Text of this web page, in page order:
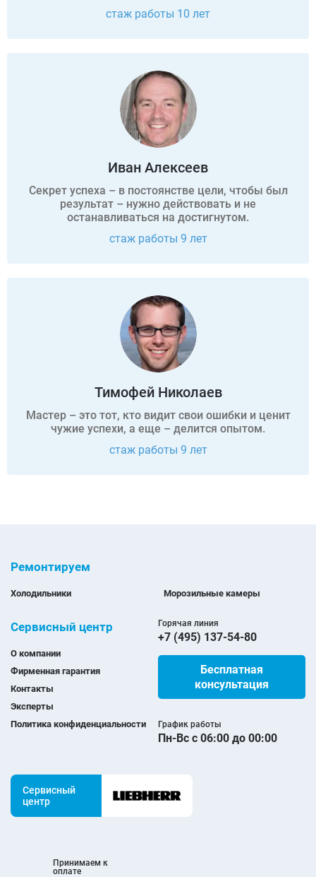
стаж работы 10 лет
Иван Алексеев
Секрет успеха – в постоянстве цели, чтобы был
результат – нужно действовать и не
останавливаться на достигнутом.
стаж работы 9 лет
Тимофей Николаев
Мастер – это тот, кто видит свои ошибки и ценит
чужие успехи, а еще – делится опытом.
стаж работы 9 лет
Ремонтируем
Холодильники Морозильные камеры
Сервисный центр
О компании
Фирменная гарантия
Контакты
Эксперты
Политика конфиденциальности
Горячая линия
+7 (495) 137-54-80
Бесплатная
консультация
График работы
Пн-Вс с 06:00 до 00:00
Сервисный
центр
Принимаем к
оплате